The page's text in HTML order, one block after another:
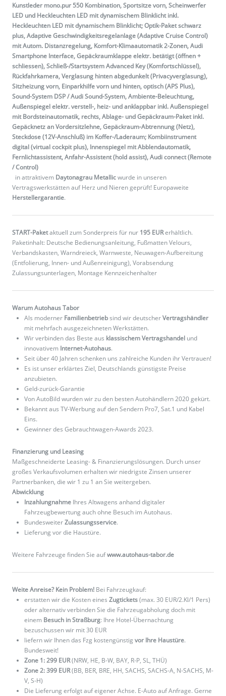
Kunstleder mono.pur 550 Kombination, Sportsitze vorn, Scheinwerfer
LED und Heckleuchten LED mit dynamischem Blinklicht inkl.
Heckleuchten LED mit dynamischem Blinklicht; Optik-Paket schwarz
plus, Adaptive Geschwindigkeitsregelanlage (Adaptive Cruise Control)
mit Autom. Distanzregelung, Komfort-Klimaautomatik 2-Zonen, Audi
Smartphone Interface, Gepäckraumklappe elektr. betätigt (öffnen +
schliessen), Schließ-/Startsystem Advanced Key (Komfortschlüssel),
Rückfahrkamera, Verglasung hinten abgedunkelt (Privacyverglasung),
Sitzheizung vorn, Einparkhilfe vorn und hinten, optisch (APS Plus),
Sound-System DSP / Audi Sound-System, Ambiente-Beleuchtung,
Außenspiegel elektr. verstell-, heiz- und anklappbar inkl. Außenspiegel
mit Bordsteinautomatik, rechts, Ablage- und Gepäckraum-Paket inkl.
Gepäcknetz an Vordersitzlehne, Gepäckraum-Abtrennung (Netz),
Steckdose (12V-Anschluß) im Koffer-/Laderaum; Kombiinstrument
digital (virtual cockpit plus), Innenspiegel mit Abblendautomatik,
Fernlichtassistent, Anfahr-Assistent (hold assist), Audi connect (Remote
/ Control)
in attraktivem Daytonagrau Metallicwurde in unseren
Vertragswerkstätten auf Herz und Nieren geprüft! Europaweite
Herstellergarantie.
START-Paketaktuell zum Sonderpreis für nur 195 EURerhältlich.
Paketinhalt: Deutsche Bedienungsanleitung, Fußmatten Velours,
Verbandskasten, Warndreieck, Warnweste, Neuwagen-Aufbereitung
(Entfolierung, Innen- und Außenreinigung), Vorabsendung
Zulassungsunterlagen, Montage Kennzeichenhalter
Warum Autohaus Tabor
Als moderner Familienbetriebsind wir deutscherVertragshändler
mit mehrfach ausgezeichneten Werkstätten.
Wir verbinden das Beste aus klassischem Vertragshandel und
innovativem Internet-Autohaus.
Seit über 40 Jahren schenken uns zahlreiche Kunden ihr Vertrauen!
Es ist unser erklärtes Ziel, Deutschlands günstigste Preise
anzubieten.
Geld-zurück-Garantie
Von AutoBild wurden wir zu den besten Autohändlern 2020 gekürt.
Bekannt aus TV-Werbung auf den Sendern Pro7, Sat.1 und Kabel
Eins.
Gewinner des Gebrauchtwagen-Awards 2023.
Finanzierung und Leasing
Maßgeschneiderte Leasing- & Finanzierungslösungen. Durch unser
großes Verkaufsvolumen erhalten wir niedrigste Zinsen unserer
Partnerbanken, die wir 1 zu 1 an Sie weitergeben.
Abwicklung
Inzahlungnahme Ihres Altwagens anhand digitaler
Fahrzeugbewertung auch ohne Besuch im Autohaus.
BundesweiterZulassungsservice.
Lieferung vor die Haustüre.
Weitere Fahrzeuge finden Sie aufwww.autohaus-tabor.de
Weite Anreise? Kein Problem! Bei Fahrzeugkauf:
erstatten wir die Kosten eines Zugtickets(max. 30 EUR/2.Kl/1 Pers)
oder alternativ verbinden Sie die Fahrzeugabholung doch mit
einem Besuch in Straßburg: Ihre Hotel-Übernachtung
bezuschussen wir mit 30 EUR
liefern wir Ihnen das Fzg kostengünstig vor Ihre Haustüre.
Bundesweit!
Zone 1: 299 EUR(NRW, HE, B-W, BAY, R-P, SL, THÜ)
Zone 2: 399 EUR(BB, BER, BRE, HH, SACHS, SACHS-A, N-SACHS, M-
V, S-H)
Die Lieferung erfolgt auf eigener Achse. E-Auto auf Anfrage. Gerne